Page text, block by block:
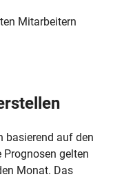
Mitarbeitern
basierend auf den
Prognosen gelten
Monat. Das